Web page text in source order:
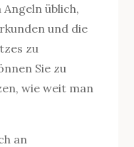
üblich,
und die
zu
Sie zu
wie weit man
an